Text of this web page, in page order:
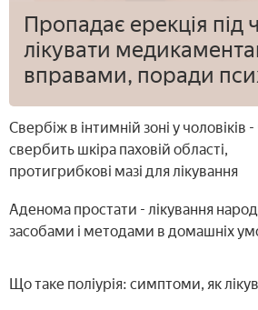
Пропадає ерекція під
лікувати
вправами, поради
дієта
Свербіж в інтимній зоні у чоловіків
свербить шкіра паховій області,
протигрибкові мазі для лікування
Аденома простати - лікування
засобами і методами в домашніх
Що таке поліурія: симптоми, як